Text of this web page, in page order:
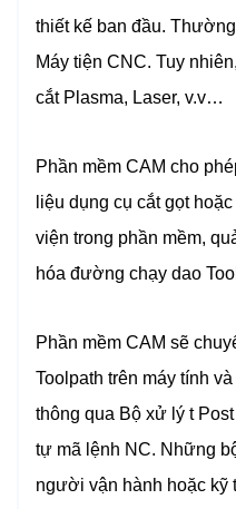
thiết kế ban đầu.
Máy tiện CNC. Tuy
cắt Plasma, Laser, v.v…
Phần mềm CAM cho
liệu dụng cụ cắt gọt
viện trong phần mềm,
hóa đường chạy dao
Phần mềm CAM sẽ
Toolpath trên máy tính
thông qua Bộ xử lý t
tự mã lệnh NC. Những
người vận hành hoặc kỹ